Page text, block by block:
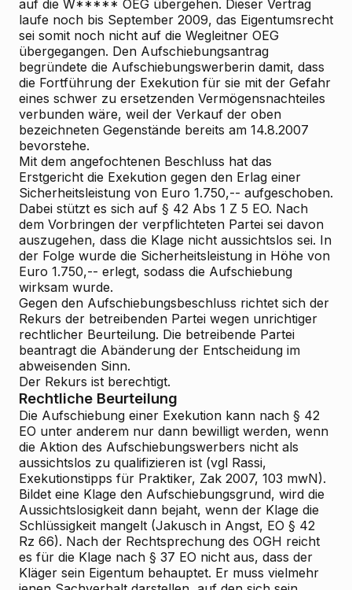
auf die W***** OEG übergehen. Dieser Vertrag
laufe noch bis September 2009, das Eigentumsrecht
sei somit noch nicht auf die Wegleitner OEG
übergegangen. Den Aufschiebungsantrag
begründete die Aufschiebungswerberin damit, dass
die Fortführung der Exekution für sie mit der Gefahr
eines schwer zu ersetzenden Vermögensnachteiles
verbunden wäre, weil der Verkauf der oben
bezeichneten Gegenstände bereits am 14.8.2007
bevorstehe.
Mit dem angefochtenen Beschluss hat das
Erstgericht die Exekution gegen den Erlag einer
Sicherheitsleistung von Euro 1.750,-- aufgeschoben.
Dabei stützt es sich auf § 42 Abs 1 Z 5 EO. Nach
dem Vorbringen der verpflichteten Partei sei davon
auszugehen, dass die Klage nicht aussichtslos sei. In
der Folge wurde die Sicherheitsleistung in Höhe von
Euro 1.750,-- erlegt, sodass die Aufschiebung
wirksam wurde.
Gegen den Aufschiebungsbeschluss richtet sich der
Rekurs der betreibenden Partei wegen unrichtiger
rechtlicher Beurteilung. Die betreibende Partei
beantragt die Abänderung der Entscheidung im
abweisenden Sinn.
Der Rekurs ist berechtigt.
Rechtliche Beurteilung
Die Aufschiebung einer Exekution kann nach § 42
EO unter anderem nur dann bewilligt werden, wenn
die Aktion des Aufschiebungswerbers nicht als
aussichtslos zu qualifizieren ist (vgl Rassi,
Exekutionstipps für Praktiker, Zak 2007, 103 mwN).
Bildet eine Klage den Aufschiebungsgrund, wird die
Aussichtslosigkeit dann bejaht, wenn der Klage die
Schlüssigkeit mangelt (Jakusch in Angst, EO § 42
Rz 66). Nach der Rechtsprechung des OGH reicht
es für die Klage nach § 37 EO nicht aus, dass der
Kläger sein Eigentum behauptet. Er muss vielmehr